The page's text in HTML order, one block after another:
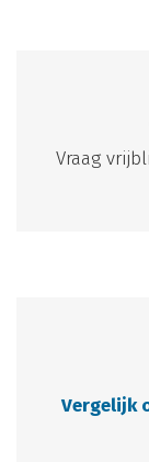
Vraag
Vergelijk